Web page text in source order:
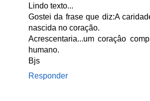
Lindo texto...
Gostei da frase que diz:A
nascida no coração.
Acrescentaria...um coraçâo
humano.
Bjs
Responder